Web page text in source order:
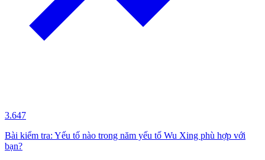
3.647
Bài kiểm tra: Yếu tố nào trong năm yếu tố Wu Xing phù hợp với
bạn?